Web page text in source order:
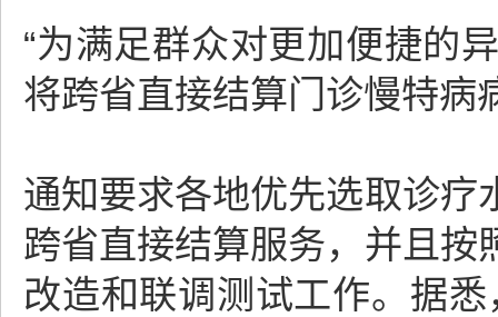
“为满足群众对更加便捷的
将跨省直接结算门诊慢特病
通知要求各地优先选取诊疗
跨省直接结算服务，并且按
改造和联调测试工作。据